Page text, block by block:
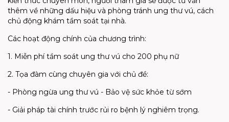
thêm về những dấu hiệu và phòng tránh ung thư vú, cách
chủ động khám tầm soát tại nhà.
Các hoạt động chính của chương trình:
1. Miễn phí tầm soát ung thư vú cho 200 phụ nữ
2. Tọa đàm cùng chuyên gia với chủ đề:
- Phòng ngừa ung thư vú - Bảo vệ sức khỏe từ sớm
- Giải pháp tài chính trước rủi ro bệnh lý nghiêm trọng.